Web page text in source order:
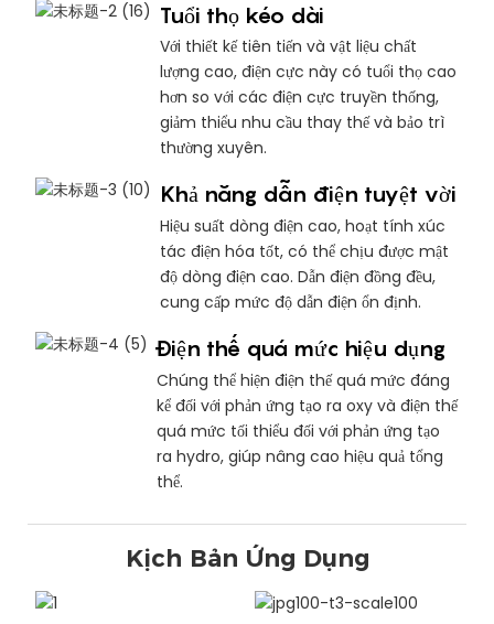
Tuổi thọ kéo dài
Với thiết kế tiên tiến và vật liệu chất
lượng cao, điện cực này có tuổi thọ cao
hơn so với các điện cực truyền thống,
giảm thiểu nhu cầu thay thế và bảo trì
thường xuyên.
Khả năng dẫn điện tuyệt vời
Hiệu suất dòng điện cao, hoạt tính xúc
tác điện hóa tốt, có thể chịu được mật
độ dòng điện cao. Dẫn điện đồng đều,
cung cấp mức độ dẫn điện ổn định.
Điện thế quá mức hiệu dụng
Chúng thể hiện điện thế quá mức đáng
kể đối với phản ứng tạo ra oxy và điện thế
quá mức tối thiểu đối với phản ứng tạo
ra hydro, giúp nâng cao hiệu quả tổng
thể.
Kịch Bản Ứng Dụng